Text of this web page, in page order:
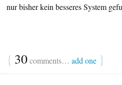
nur bisher kein besseres System
{ 30comments… add one }